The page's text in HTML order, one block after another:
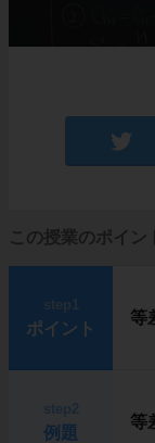
この授業のポイン
ポイント
等
例題
等